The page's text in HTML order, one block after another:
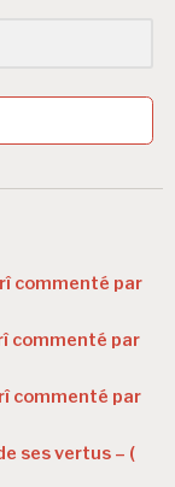
commenté par
commenté par
commenté par
ses vertus – (